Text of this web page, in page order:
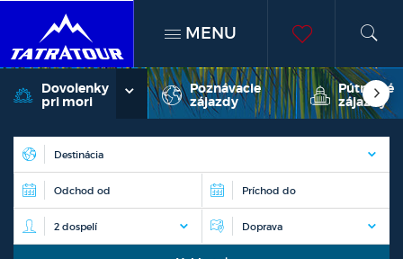
MENU
Dovolenky
pri mori
Poznávacie
zájazdy
Pútnické
zájazdy